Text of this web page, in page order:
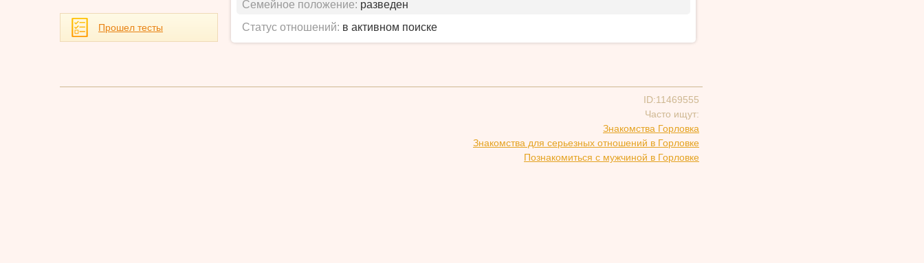
Семейное положение: разведен
Статус отношений: в активном поиске
Прошел тесты
ID:11469555
Часто ищут:
Знакомства Горловка
Знакомства для серьезных отношений в Горловке
Познакомиться с мужчиной в Горловке